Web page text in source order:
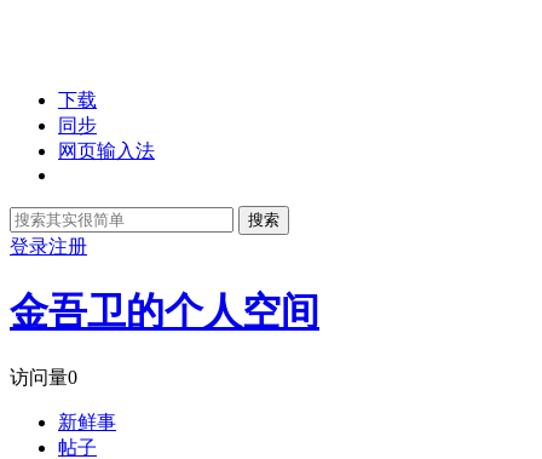
下载
同步
网页输入法
搜索
登录注册
金吾卫的个人空间
访问量0
新鲜事
帖子